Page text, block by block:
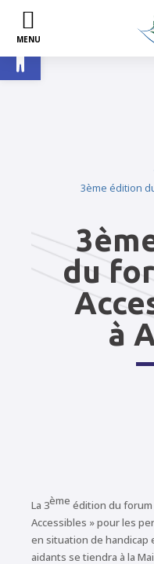
Ouvrir la
3ème édition
du
à
La 3ème édition du forum
Accessibles » pour les
en situation de handicap
aidants se tiendra à la